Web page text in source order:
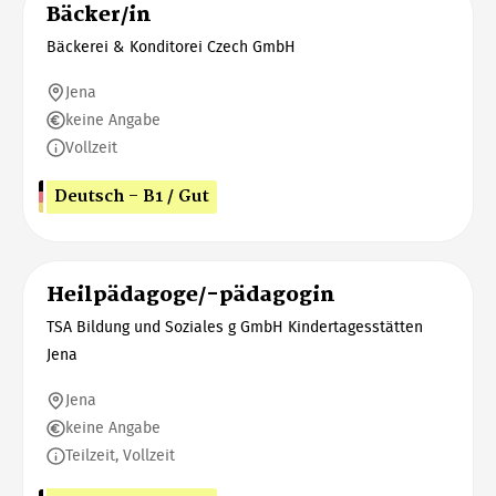
Bäcker/in
Bäckerei & Konditorei Czech GmbH
Jena
keine Angabe
Vollzeit
Deutsch - B1 / Gut
Heilpädagoge/-pädagogin
TSA Bildung und Soziales g GmbH Kindertagesstätten
Jena
Jena
keine Angabe
Teilzeit, Vollzeit